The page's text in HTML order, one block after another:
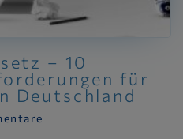
– 10
für
Deutschland